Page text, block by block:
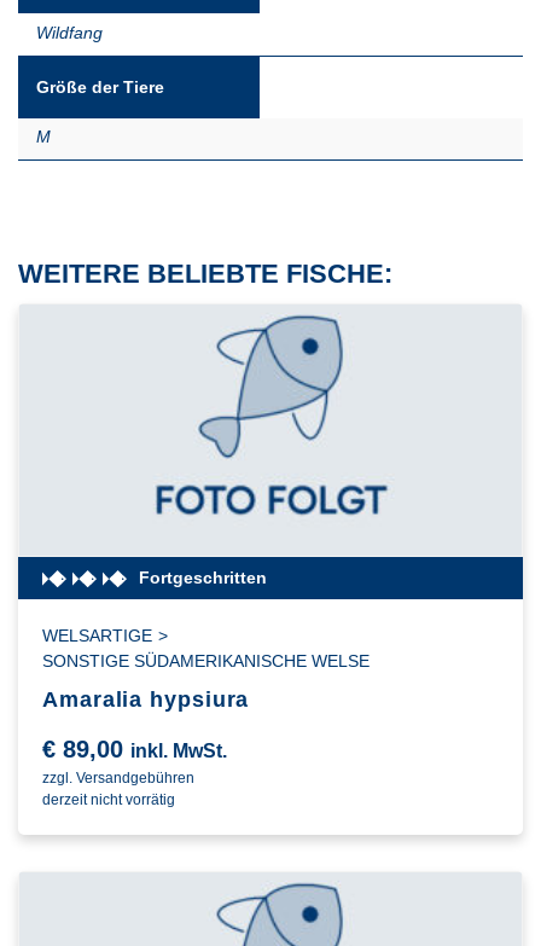
Wildfang
Größe der Tiere
M
WEITERE BELIEBTE FISCHE:
Fortgeschritten
WELSARTIGE >
SONSTIGE SÜDAMERIKANISCHE WELSE
Amaralia hypsiura
€ 89,00 inkl. MwSt.
zzgl. Versandgebühren
derzeit nicht vorrätig